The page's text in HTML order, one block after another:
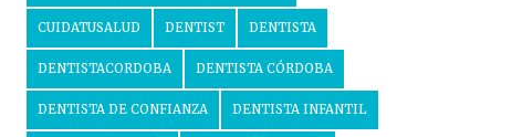
CUIDATUSALUD DENTIST DENTISTA
DENTISTACORDOBA DENTISTA CÓRDOBA
DENTISTA DE CONFIANZA DENTISTA INFANTIL